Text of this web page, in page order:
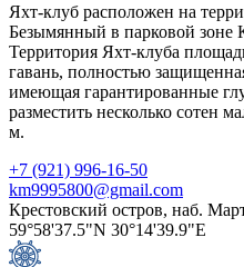
Яхт-клуб расположен на
Безымянный в парковой зоне
Территория Яхт-клуба
гавань, полностью
имеющая гарантированные
разместить несколько сотен
м.
+7 (921) 996-16-50
km9995800@gmail.com
Крестовский остров, наб.
59°58'37.5"N 30°14'39.9"E